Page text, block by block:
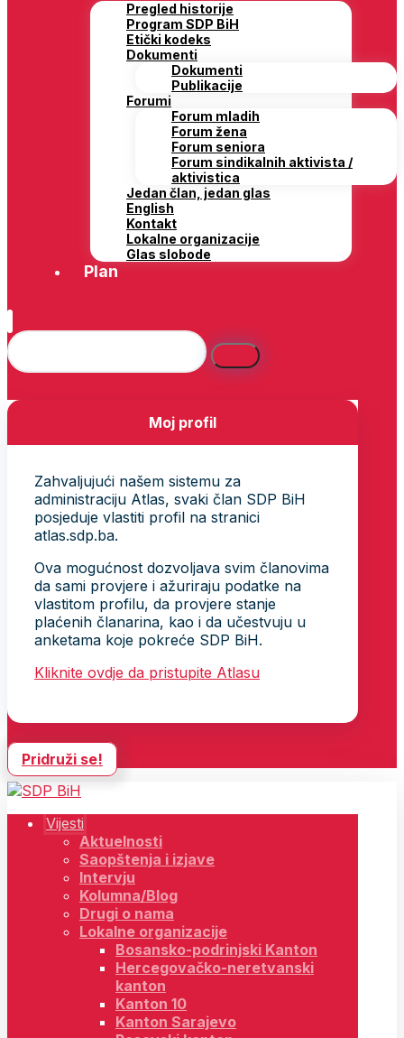
Pregled historije
Program SDP BiH
Etički kodeks
Dokumenti
Dokumenti
Publikacije
Forumi
Forum mladih
Forum žena
Forum seniora
Forum sindikalnih aktivista /
aktivistica
Jedan član, jedan glas
English
Kontakt
Lokalne organizacije
Glas slobode
Plan
Moj profil
Zahvaljujući našem sistemu za
administraciju Atlas, svaki član SDP BiH
posjeduje vlastiti profil na stranici
atlas.sdp.ba.
Ova mogućnost dozvoljava svim članovima
da sami provjere i ažuriraju podatke na
vlastitom profilu, da provjere stanje
plaćenih članarina, kao i da učestvuju u
anketama koje pokreće SDP BiH.
Kliknite ovdje da pristupite Atlasu
Pridruži se!
Vijesti
Aktuelnosti
Saopštenja i izjave
Intervju
Kolumna/Blog
Drugi o nama
Lokalne organizacije
Bosansko-podrinjski Kanton
Hercegovačko-neretvanski
kanton
Kanton 10
Kanton Sarajevo